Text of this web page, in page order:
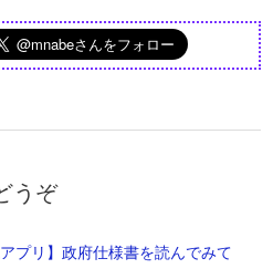
うぞ
アプリ】政府仕様書を読んでみて